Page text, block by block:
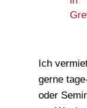
Ich
gerne
oder